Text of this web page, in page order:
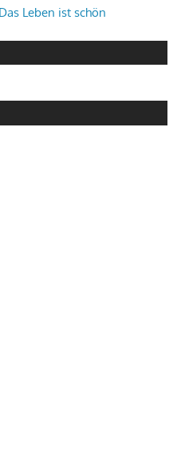
Leben ist schön